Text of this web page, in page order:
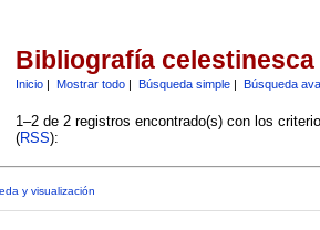
Bibliografía celestinesca
Inicio| Mostrar todo| Búsqueda simple| Búsqueda
1–2 de 2 registros encontrado(s) con los
(RSS):
y visualización